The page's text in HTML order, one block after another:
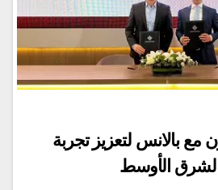
مع بالانس لتعزيز تجربة
الأوسط